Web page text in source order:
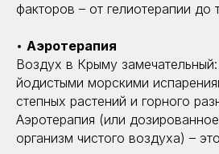
факторов – от гелиотерапии до
• Аэротерапия
Воздух в Крыму
йодистыми морскими
степных растений и горного
Аэротерапия (или
организм чистого воздуха) –